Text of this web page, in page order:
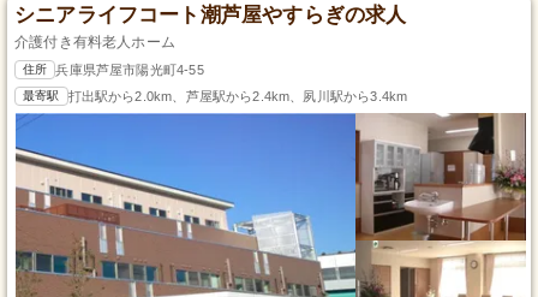
シニアライフコート潮芦屋やすらぎの求人
介護付き有料老人ホーム
住所 兵庫県芦屋市陽光町4-55
最寄駅 打出駅から2.0km、芦屋駅から2.4km、夙川駅から3.4km